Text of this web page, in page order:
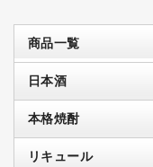
商品一覧
日本酒
本格焼酎
リキュール